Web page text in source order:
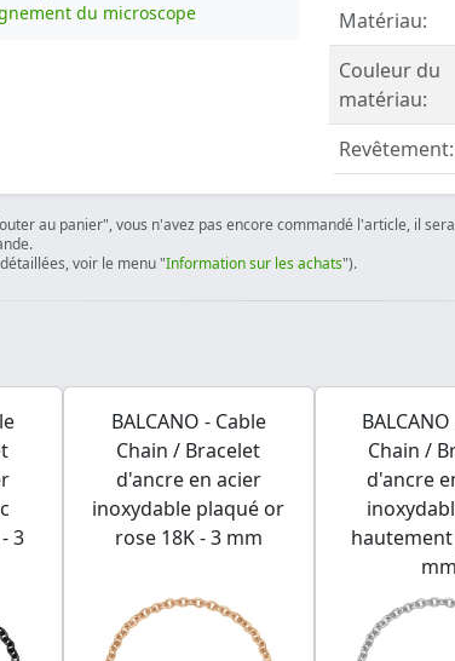
du microscope
Matériau:
Couleur du
matériau:
Revêtement:
au panier", vous n'avez pas encore commandé l'article, il
voir le menu "Information sur les achats").
3
BALCANO - Cable
Chain / Bracelet
d'ancre en acier
inoxydable plaqué or
rose 18K - 3 mm
Chain /
d'ancre
mm